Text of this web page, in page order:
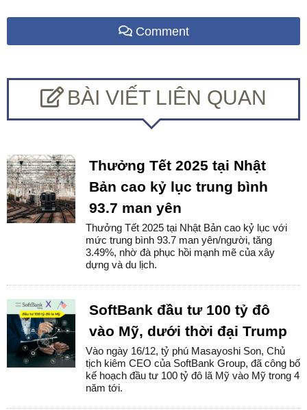
Comment
BÀI VIẾT LIÊN QUAN
Thưởng Tết 2025 tại Nhật
Bản cao kỷ lục trung bình
93.7 man yên
Thưởng Tết 2025 tại Nhật Bản cao kỷ lục với
mức trung bình 93.7 man yên/người, tăng
3.49%, nhờ đà phục hồi mạnh mẽ của xây
dựng và du lịch.
SoftBank đầu tư 100 tỷ đô
vào Mỹ, dưới thời đại Trump
Vào ngày 16/12, tỷ phú Masayoshi Son, Chủ
tịch kiêm CEO của SoftBank Group, đã công bố
kế hoạch đầu tư 100 tỷ đô lã Mỹ vào Mỹ trong 4
năm tới.